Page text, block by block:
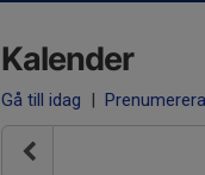
Kalender
Gå till idag | Prenumerera